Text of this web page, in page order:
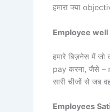
हमारा क्या
Employee well
हमारे बिज़नेस में
pay करना, जैसे –
सारी चीजों से जब
Employees